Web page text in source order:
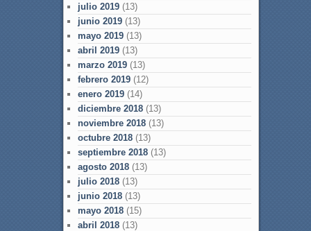
julio 2019(13)
junio 2019(13)
mayo 2019(13)
abril 2019(13)
marzo 2019(13)
febrero 2019(12)
enero 2019(14)
diciembre 2018(13)
noviembre 2018(13)
octubre 2018(13)
septiembre 2018(13)
agosto 2018(13)
julio 2018(13)
junio 2018(13)
mayo 2018(15)
abril 2018(13)